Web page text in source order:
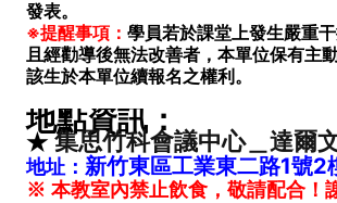
發表。
※提醒事項： 學員若於課堂上發生嚴重
且經勸導後無法改善者，本單位保有主
該生於本單位續報名之權利。
地點資訊：
★ 集思竹科會議中心＿達爾
地址 ： 新竹東區工業東二路1號2
※ 本教室內禁止飲食，敬請配合！